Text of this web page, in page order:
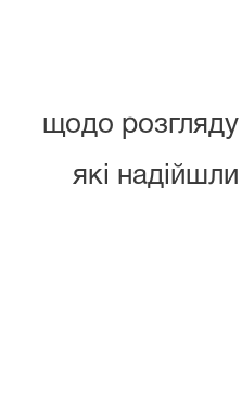
щодо розгляду
які